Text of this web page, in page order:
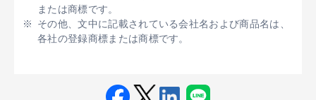
または商標です。
その他、文中に記載されている会社名および商品名は、
各社の登録商標または商標です。